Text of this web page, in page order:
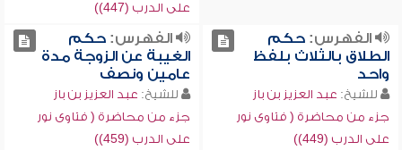
على الدرب (447))
الفهرس:حكم
الطلاق بالثلاث بلفظ
واحد
للشيخ: عبد العزيز بن باز
جزء من محاضرة ( فتاوى نور
على الدرب (449))
الفهرس:حكم
الغيبة عن الزوجة مدة
عامين ونصف
للشيخ: عبد العزيز بن باز
جزء من محاضرة ( فتاوى نور
على الدرب (459))